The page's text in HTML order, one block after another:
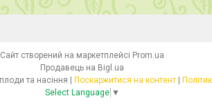
Сайт створений на маркетплейсі Prom.ua
Продавець на Bigl.ua
Health- Трав'яні збори, коріння, плоди та насіння | Поскаржитися на контент |
Select Language ▼